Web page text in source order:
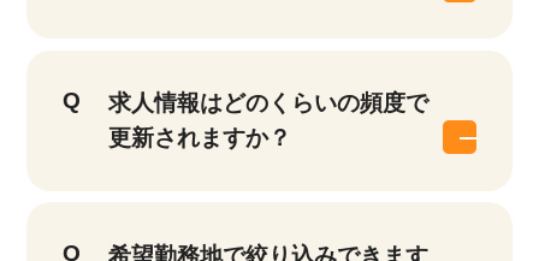
求人情報はどのくらいの頻度で
更新されますか？
希望勤務地で絞り込みできます
他の条件を選択